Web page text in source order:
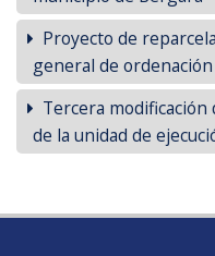
Proyecto de
general de
Tercera
de la unidad de